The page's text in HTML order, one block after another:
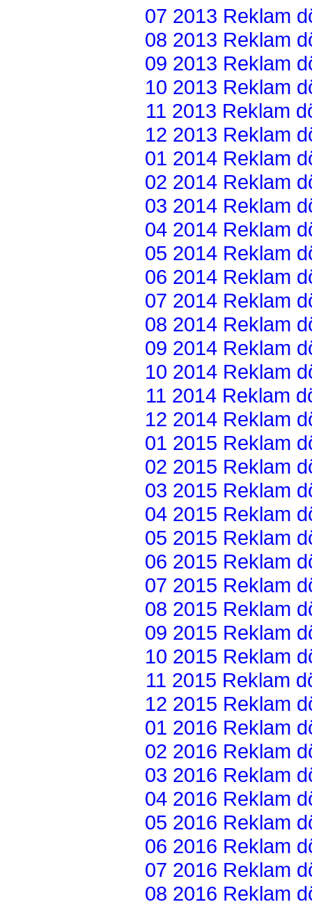
07 2013 Reklam
08 2013 Reklam
09 2013 Reklam
10 2013 Reklam
11 2013 Reklam
12 2013 Reklam
01 2014 Reklam
02 2014 Reklam
03 2014 Reklam
04 2014 Reklam
05 2014 Reklam
06 2014 Reklam
07 2014 Reklam
08 2014 Reklam
09 2014 Reklam
10 2014 Reklam
11 2014 Reklam
12 2014 Reklam
01 2015 Reklam
02 2015 Reklam
03 2015 Reklam
04 2015 Reklam
05 2015 Reklam
06 2015 Reklam
07 2015 Reklam
08 2015 Reklam
09 2015 Reklam
10 2015 Reklam
11 2015 Reklam
12 2015 Reklam
01 2016 Reklam
02 2016 Reklam
03 2016 Reklam
04 2016 Reklam
05 2016 Reklam
06 2016 Reklam
07 2016 Reklam
08 2016 Reklam